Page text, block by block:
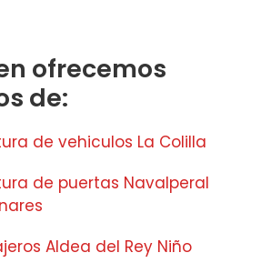
ofrecemos
de:
de vehiculos La Colilla
de puertas Navalperal
Aldea del Rey Niño